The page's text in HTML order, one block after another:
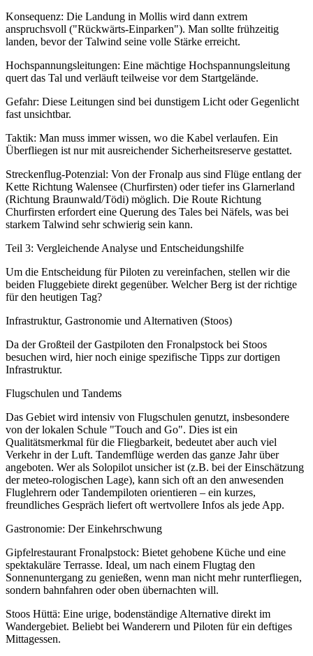
Konsequenz: Die Landung in Mollis wird dann extrem
anspruchsvoll ("Rückwärts-Einparken"). Man sollte frühzeitig
landen, bevor der Talwind seine volle Stärke erreicht.
Hochspannungsleitungen: Eine mächtige Hochspannungsleitung
quert das Tal und verläuft teilweise vor dem Startgelände.
Gefahr: Diese Leitungen sind bei dunstigem Licht oder Gegenlicht
fast unsichtbar.
Taktik: Man muss immer wissen, wo die Kabel verlaufen. Ein
Überfliegen ist nur mit ausreichender Sicherheitsreserve gestattet.
Streckenflug-Potenzial: Von der Fronalp aus sind Flüge entlang der
Kette Richtung Walensee (Churfirsten) oder tiefer ins Glarnerland
(Richtung Braunwald/Tödi) möglich. Die Route Richtung
Churfirsten erfordert eine Querung des Tales bei Näfels, was bei
starkem Talwind sehr schwierig sein kann.
Teil 3: Vergleichende Analyse und Entscheidungshilfe
Um die Entscheidung für Piloten zu vereinfachen, stellen wir die
beiden Fluggebiete direkt gegenüber. Welcher Berg ist der richtige
für den heutigen Tag?
Infrastruktur, Gastronomie und Alternativen (Stoos)
Da der Großteil der Gastpiloten den Fronalpstock bei Stoos
besuchen wird, hier noch einige spezifische Tipps zur dortigen
Infrastruktur.
Flugschulen und Tandems
Das Gebiet wird intensiv von Flugschulen genutzt, insbesondere
von der lokalen Schule "Touch and Go". Dies ist ein
Qualitätsmerkmal für die Fliegbarkeit, bedeutet aber auch viel
Verkehr in der Luft. Tandemflüge werden das ganze Jahr über
angeboten. Wer als Solopilot unsicher ist (z.B. bei der Einschätzung
der meteo-rologischen Lage), kann sich oft an den anwesenden
Fluglehrern oder Tandempiloten orientieren – ein kurzes,
freundliches Gespräch liefert oft wertvollere Infos als jede App.
Gastronomie: Der Einkehrschwung
Gipfelrestaurant Fronalpstock: Bietet gehobene Küche und eine
spektakuläre Terrasse. Ideal, um nach einem Flugtag den
Sonnenuntergang zu genießen, wenn man nicht mehr runterfliegen,
sondern bahnfahren oder oben übernachten will.
Stoos Hüttä: Eine urige, bodenständige Alternative direkt im
Wandergebiet. Beliebt bei Wanderern und Piloten für ein deftiges
Mittagessen.